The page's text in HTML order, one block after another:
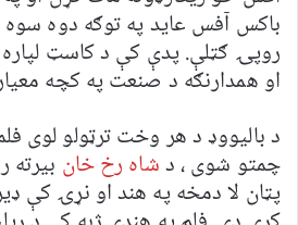
باکس آفس عاید په توګه دوه
روپۍ ګټلې. پدې کې د کاسټ
او همدارنګه د صنعت په کچه
د بالیووډ د هر وخت ترټولو لوی
چمتو شوی ، دشاه رخ خان
پټان لا دمخه په هند او نړۍ کې